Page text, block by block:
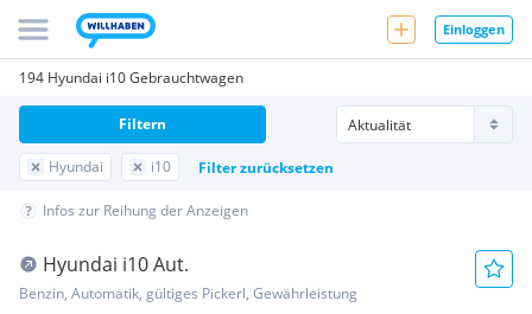
Einloggen
194 Hyundai i10 Gebrauchtwagen
Hyundai i10 Filter zurücksetzen
Filtern
Infos zur Reihung der Anzeigen
Hyundai i10 Aut.
Benzin, Automatik, gültiges Pickerl, Gewährleistung